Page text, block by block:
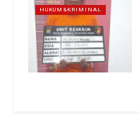
HUKUM&KRIMINAL